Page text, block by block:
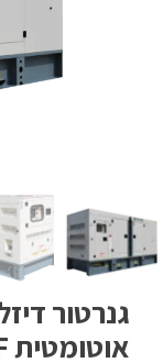
אוטומטית KARNAF – מבית לוירון